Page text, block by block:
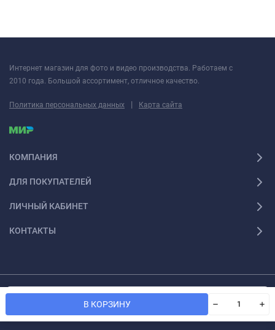
В КОРЗИНУ
Интернет магазин для фото и видео производства. Работаем с
2010 года. Большой ассортимент, отличное качество.
Политика персональных данных | Карта сайта
КОМПАНИЯ
ДЛЯ ПОКУПАТЕЛЕЙ
ЛИЧНЫЙ КАБИНЕТ
КОНТАКТЫ
© 2026 Fotoshesha. Все права защищены